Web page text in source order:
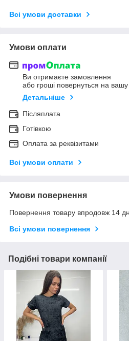
Всі умови доставки
Умови оплати
Ви отримаєте замовлення
або гроші повернуться на вашу
Детальніше
Післяплата
Готівкою
Оплата за реквізитами
Всі умови оплати
Умови повернення
Повернення товару впродовж 14
Всі умови повернення
Подібні товари компанії